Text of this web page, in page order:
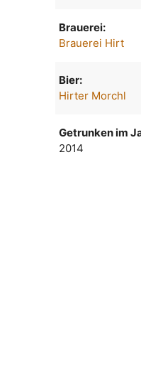
Brauerei:
Brauerei Hirt
Bier:
Hirter Morchl
Getrunken im
2014